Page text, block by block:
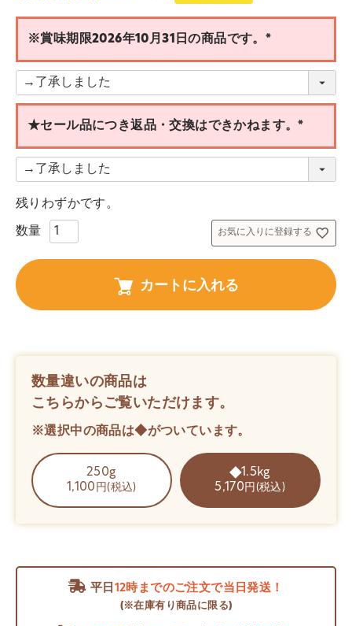
※賞味期限2026年10月31日の商品です。
(
須
)
★セール品につき返品・交換はできかねます。
(
須
残りわずかです。
お気に入りに登録する
カートに入れる
数量違いの商品は
こちらからご覧いただけます。
※選択中の商品は◆がついています。
250g
1,100 円(税込)
1.5kg
5,170 円(税込)
平日 12時までのご注文で当日発送！
(※在庫有り商品に限る)